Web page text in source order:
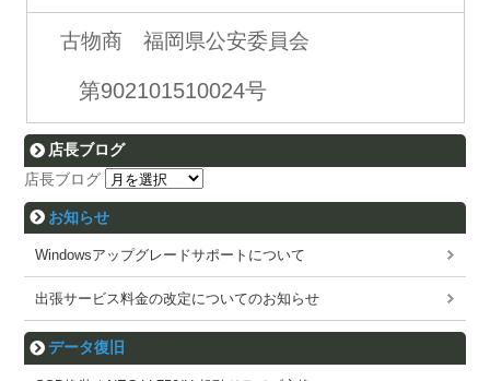
古物商 福岡県公安委員会
第902101510024号
店長ブログ
店長ブログ
お知らせ
Windowsアップグレードサポートについて
出張サービス料金の改定についてのお知らせ
データ復旧